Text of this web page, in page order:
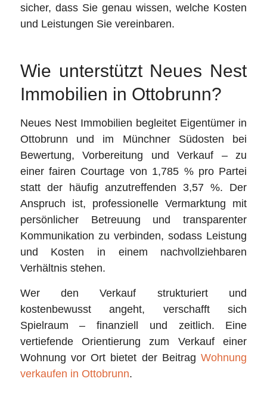
sicher, dass Sie genau wissen, welche Kosten
und Leistungen Sie vereinbaren.
Wie unterstützt Neues Nest
Immobilien in Ottobrunn?
Neues Nest Immobilien begleitet Eigentümer in
Ottobrunn und im Münchner Südosten bei
Bewertung, Vorbereitung und Verkauf – zu
einer fairen Courtage von 1,785 % pro Partei
statt der häufig anzutreffenden 3,57 %. Der
Anspruch ist, professionelle Vermarktung mit
persönlicher Betreuung und transparenter
Kommunikation zu verbinden, sodass Leistung
und Kosten in einem nachvollziehbaren
Verhältnis stehen.
Wer den Verkauf strukturiert und
kostenbewusst angeht, verschafft sich
Spielraum – finanziell und zeitlich. Eine
vertiefende Orientierung zum Verkauf einer
Wohnung vor Ort bietet der BeitragWohnung
verkaufen in Ottobrunn.